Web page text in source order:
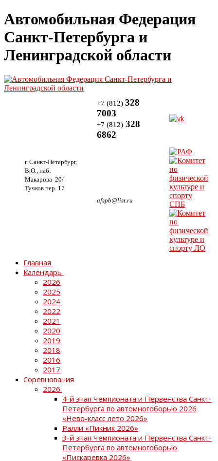
Автомобильная Федерация
Санкт-Петербурга и
Ленинградской области
г. Санкт-Петербург,
В.О., наб.
Макарова 20/
Тучков пер. 17
+7 (812) 328
7003
+7 (812) 328
6862
afspb@list.ru
Главная
Календарь
2026
2025
2024
2022
2021
2020
2019
2018
2016
2017
Соревнования
2026
4-й этап Чемпионата и Первенства Санкт-
Петербурга по автомногоборью 2026
«Нево-класс лето 2026»
Ралли «Пикник 2026»
3-й этап Чемпионата и Первенства Санкт-
Петербурга по автомногоборью
«Пискаревка 2026»